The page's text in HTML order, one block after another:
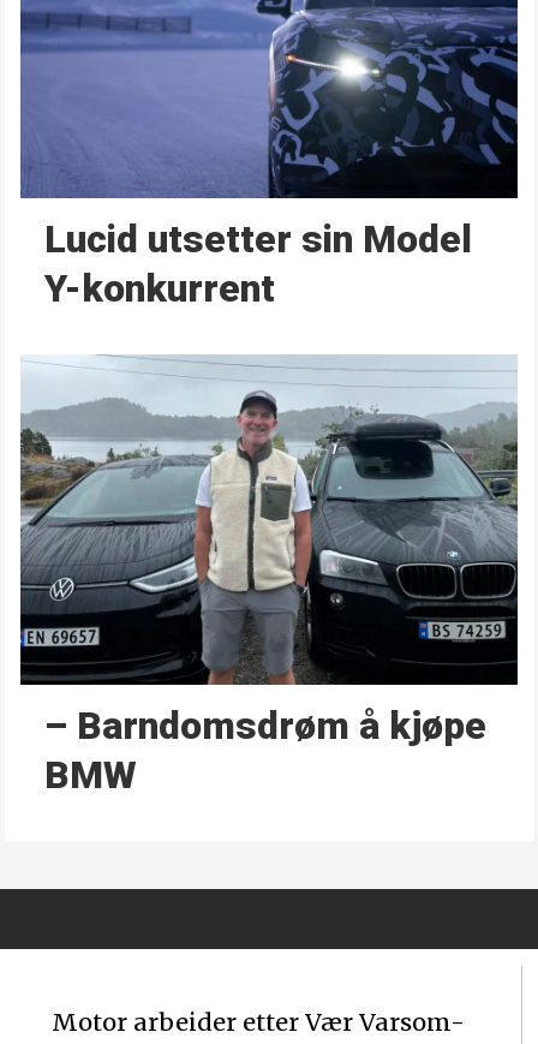
Lucid utsetter sin Model
Y-konkurrent
– Barndoms­drøm å kjøpe
BMW
Motor arbeider etter Vær Varsom-